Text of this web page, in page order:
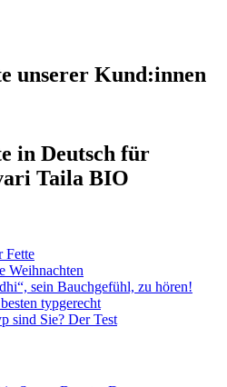
unserer Kund:innen
in Deutsch für
Taila BIO
Fette
Weihnachten
sein Bauchgefühl, zu hören!
typgerecht
sind Sie? Der Test